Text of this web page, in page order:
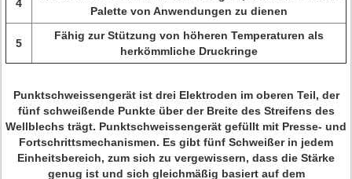
4
Palette von Anwendungen zu dienen
5
Fähig zur Stützung von höheren Temperaturen als
herkömmliche Druckringe
Punktschweissengerät ist drei Elektroden im oberen Teil, der
fünf schweißende Punkte über der Breite des Streifens des
Wellblechs trägt. Punktschweissengerät gefüllt mit Presse- und
Fortschrittsmechanismen. Es gibt fünf Schweißer in jedem
Einheitsbereich, zum sich zu vergewissern, dass die Stärke
genug ist und sich gleichmäßig basiert auf dem